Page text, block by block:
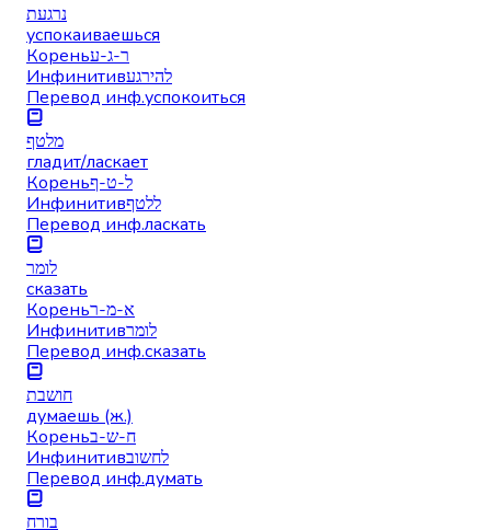
נרגעת
успокаиваешься
Кореньר-ג-ע
Инфинитивלהירגע
Перевод инф.успокоиться
מלטף
гладит/ласкает
Кореньל-ט-ף
Инфинитивללטף
Перевод инф.ласкать
לומר
сказать
Кореньא-מ-ר
Инфинитивלומר
Перевод инф.сказать
חושבת
думаешь (ж.)
Кореньח-ש-ב
Инфинитивלחשוב
Перевод инф.думать
בורח